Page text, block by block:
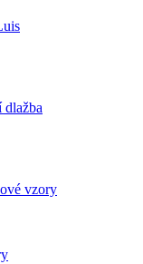
dlažba
vzory